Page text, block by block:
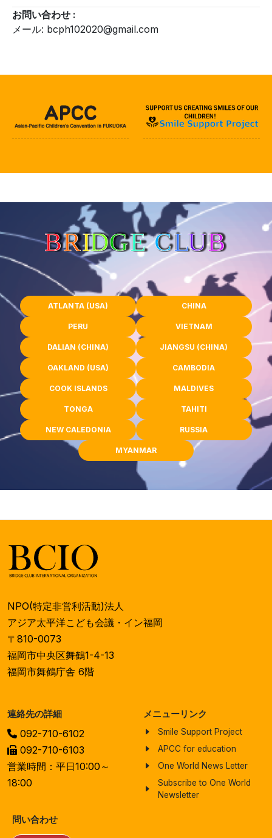
お問い合わせ :
メール: bcph102020@gmail.com
ATLANTA (USA) CHINA
PERU VIETNAM
DALIAN (CHINA) JIANGSU (CHINA)
OAKLAND (USA) CAMBODIA
COOK ISLANDS MALDIVES
TONGA TAHITI
NEW CALEDONIA RUSSIA
MYANMAR
NPO(特定非営利活動)法人
アジア太平洋こども会議・イン福岡
〒810-0073
福岡市中央区舞鶴1-4-13
福岡市舞鶴庁舎 6階
連絡先の詳細
092-710-6102
092-710-6103
営業時間：平日10:00～
18:00
メニューリンク
Smile Support Project
APCC for education
One World News Letter
Subscribe to One World
Newsletter
問い合わせ